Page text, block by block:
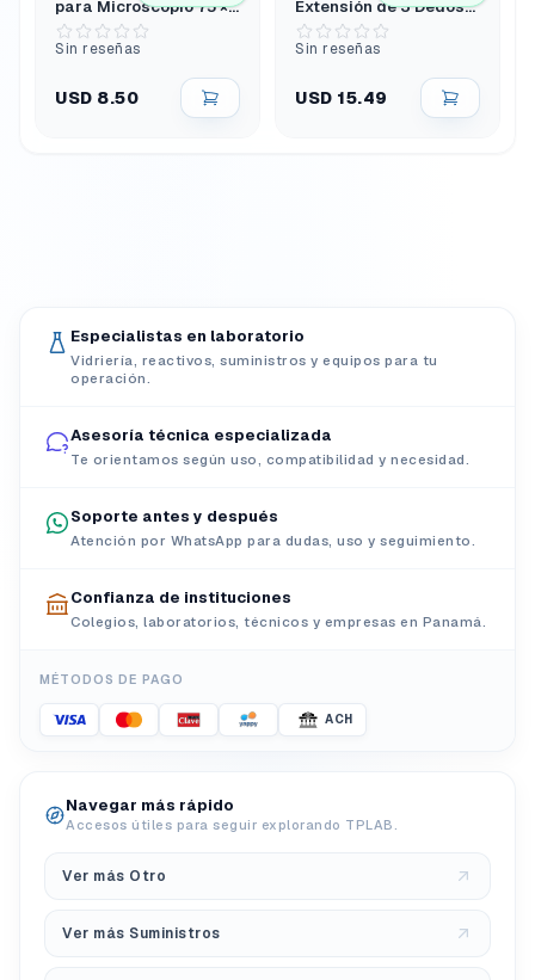
para Microscopio 75 ×
25 Mm
Sin reseñas
USD 8.50
Extensión de 3 Dedos
con Puntas de Pvc y
Cabezal Giratorio
Sin reseñas
USD 15.49
Especialistas en laboratorio
Vidriería, reactivos, suministros y equipos para tu
operación.
Asesoría técnica especializada
Te orientamos según uso, compatibilidad y necesidad.
Soporte antes y después
Atención por WhatsApp para dudas, uso y seguimiento.
Confianza de instituciones
Colegios, laboratorios, técnicos y empresas en Panamá.
MÉTODOS DE PAGO
ACH
Navegar más rápido
Accesos útiles para seguir explorando TPLAB.
Ver más Otro
Ver más Suministros